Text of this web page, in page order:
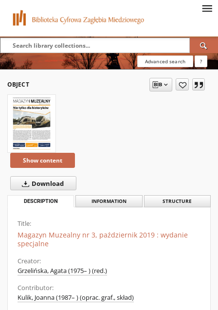
Advanced search ?
OBJECT
Show content
Download
DESCRIPTION INFORMATION STRUCTURE
Title:
Magazyn Muzealny nr 3, październik 2019 : wydanie
specjalne
Creator:
Grzelińska, Agata (1975– ) (red.)
Contributor:
Kulik, Joanna (1987– ) (oprac. graf., skład)